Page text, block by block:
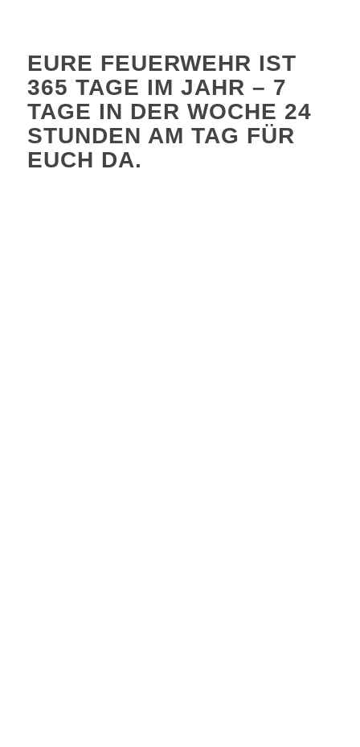
EURE FEUERWEHR IST
365 TAGE IM JAHR – 7
TAGE IN DER WOCHE 24
STUNDEN AM TAG FÜR
EUCH DA.